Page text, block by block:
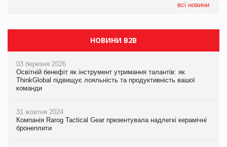
всі новини
НОВИНИ B2B
03 березня 2026
Освітній бенефіт як інструмент утримання талантів: як
ThinkGlobal підвищує лояльність та продуктивність вашої
команди
31 жовтня 2024
Компанія Rarog Tactical Gear презентувала надлегкі керамічні
бронеплити